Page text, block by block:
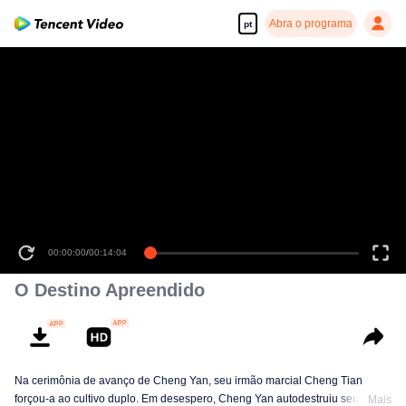
pt Abra o programa
00:00:00/00:14:04
O Destino Apreendido
Na cerimônia de avanço de Cheng Yan, seu irmão marcial Cheng Tian
forçou-a ao cultivo duplo. Em desespero, Cheng Yan autodestruiu seu
Mais